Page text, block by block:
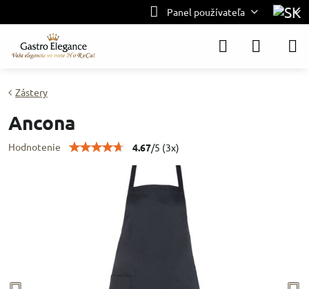
Panel používateľa
Zástery
Ancona
Hodnotenie 4.67/5 (3x)